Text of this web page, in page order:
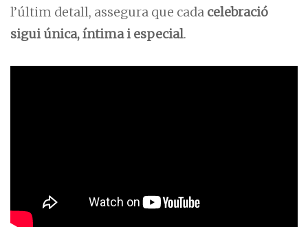
l’últim detall, assegura que cada celebració
sigui única, íntima i especial.